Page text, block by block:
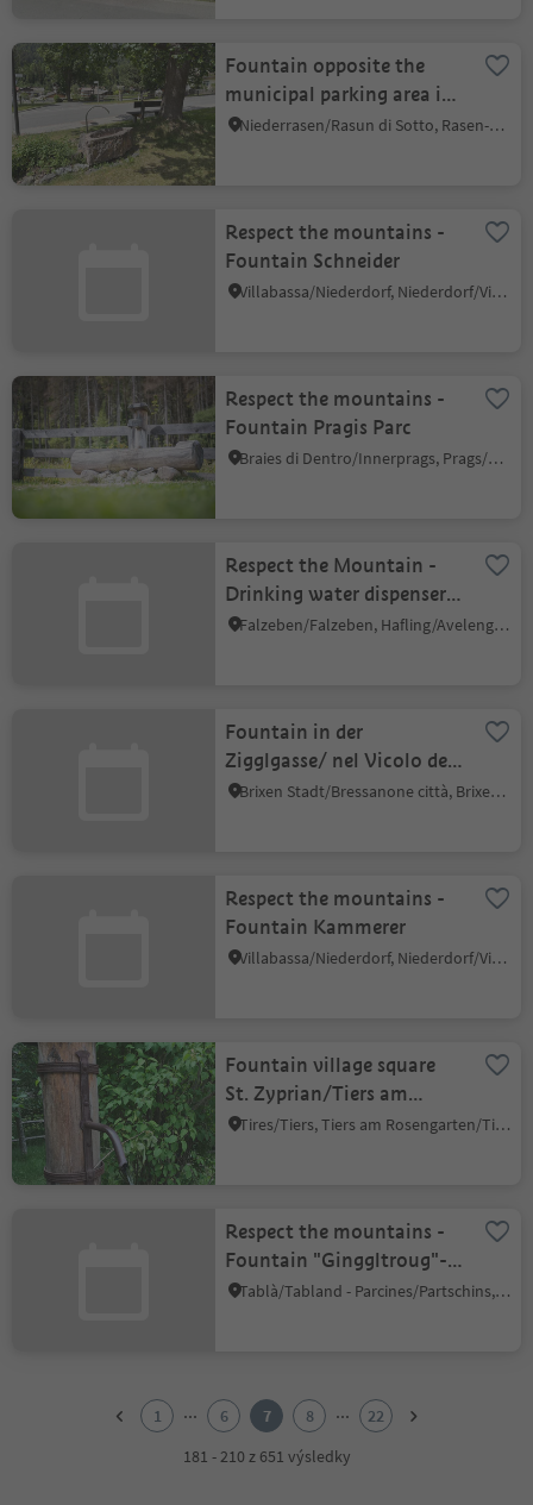
Fountain opposite the
municipal parking area in
Niederrasen
Niederrasen/Rasun di Sotto, Rasen-Antholz/Rasun Anterselva, Dolomites Region Kronplatz/Plan de Corones
Respect the mountains -
Fountain Schneider
Villabassa/Niederdorf, Niederdorf/Villabassa, Dolomites Region 3 Zinnen
Respect the mountains -
Fountain Pragis Parc
Braies di Dentro/Innerprags, Prags/Braies, Dolomites Region 3 Zinnen
Respect the Mountain -
Drinking water dispenser,
Oswald Reservoir
Falzeben/Falzeben, Hafling/Avelengo, Meran/Merano and environs
Fountain in der
Zigglgasse/ nel Vicolo del
Pozzo
Brixen Stadt/Bressanone città, Brixen/Bressanone, Brixen/Bressanone and environs
Respect the mountains -
Fountain Kammerer
Villabassa/Niederdorf, Niederdorf/Villabassa, Dolomites Region 3 Zinnen
Fountain village square
St. Zyprian/Tiers am
Rosengarten
Tires/Tiers, Tiers am Rosengarten/Tires al Catinaccio, Dolomites Region Seiser Alm
Respect the mountains -
Fountain "Ginggltroug"-
drinking water refill point
Tablà/Tabland - Parcines/Partschins, Partschins/Parcines, Meran/Merano and environs
1 ... 6 7 8 ...
22
181 - 210 z 651 výsledky